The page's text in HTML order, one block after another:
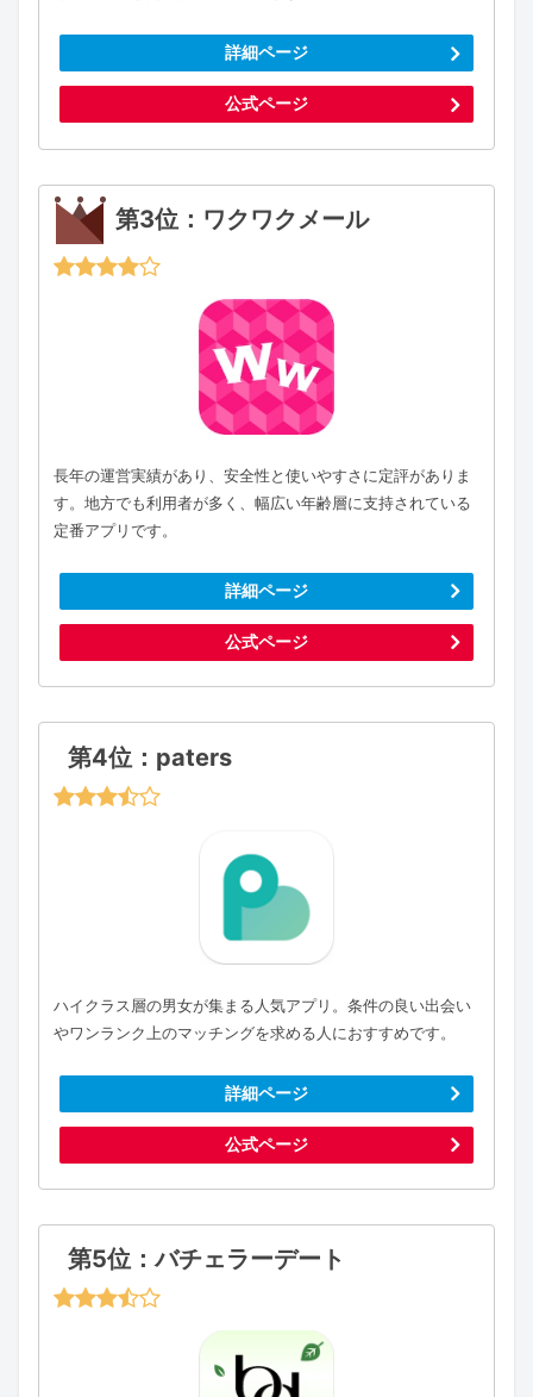
詳細ページ
公式ページ
第3位：ワクワクメール
長年の運営実績があり、安全性と使いやすさに定評がありま
す。地方でも利用者が多く、幅広い年齢層に支持されている
定番アプリです。
詳細ページ
公式ページ
第4位：paters
ハイクラス層の男女が集まる人気アプリ。条件の良い出会い
やワンランク上のマッチングを求める人におすすめです。
詳細ページ
公式ページ
第5位：バチェラーデート